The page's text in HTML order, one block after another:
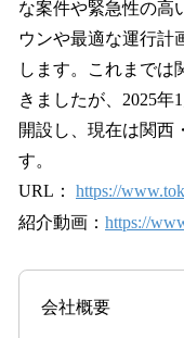
な案件や緊急性の高
ウンや最適な運行計
します。これまでは
きましたが、2025年
開設し、現在は関西
す。
URL： https://
紹介動画： https://
会社概要